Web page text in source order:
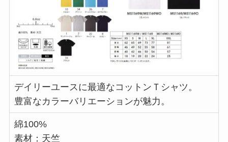
デイリーユースに最適なコットンＴシャツ。
豊富なカラーバリエーションが魅力。
綿100%
素材：天竺